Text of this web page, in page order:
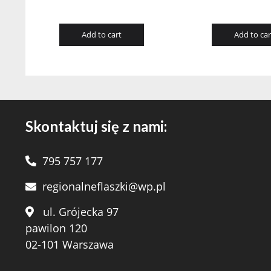
Add to cart Add to
Skontaktuj się z nami:
795 757 177
regionalneflaszki@wp.pl
ul. Grójecka 97
pawilon 120
02-101 Warszawa